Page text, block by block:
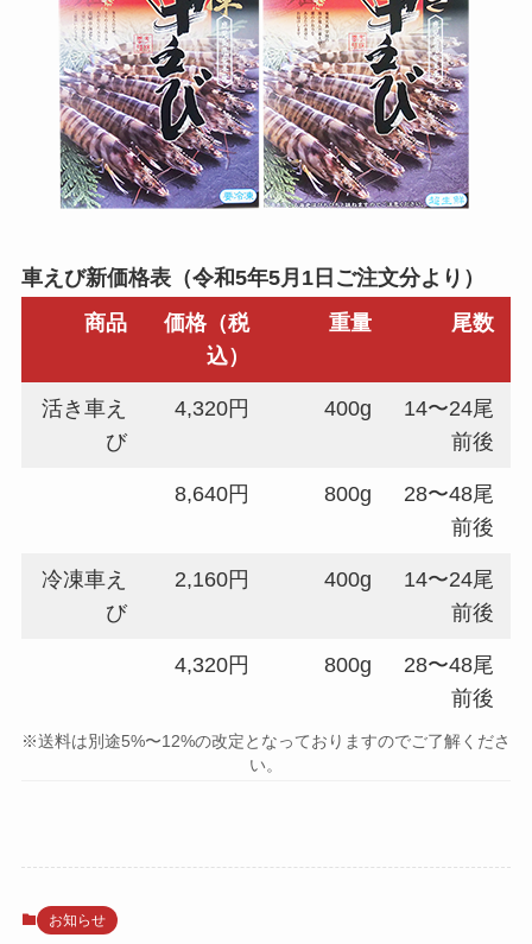
車えび新価格表（令和5年5月1日ご注文分より）
商品
価格（税
込）
重量 尾数
活き車え
び
4,320円 400g
14〜24尾
前後
8,640円 800g
28〜48尾
前後
冷凍車え
び
2,160円 400g
14〜24尾
前後
4,320円 800g
28〜48尾
前後
※送料は別途5%〜12%の改定となっておりますのでご了解くださ
い。
お知らせ